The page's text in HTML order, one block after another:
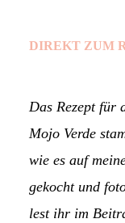
DIREKT ZUM
Das Rezept für
Mojo Verde
wie es auf
gekocht und
lest ihr im